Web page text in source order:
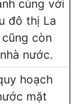
cùng với
đô thị La
còn
nước.
hoạch
mặt